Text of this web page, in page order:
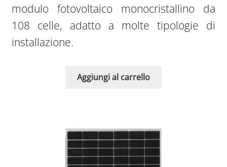
modulo fotovoltaico monocristallino da
108 celle, adatto a molte tipologie di
installazione.
Aggiungi al carrello